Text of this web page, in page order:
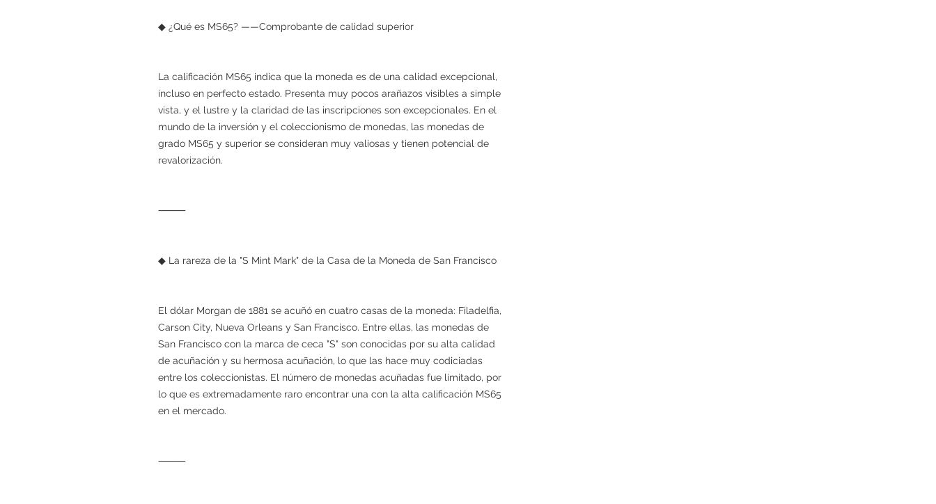
◆ ¿Qué es MS65? ——Comprobante de calidad superior
La calificación MS65 indica que la moneda es de una calidad excepcional,
incluso en perfecto estado. Presenta muy pocos arañazos visibles a simple
vista, y el lustre y la claridad de las inscripciones son excepcionales. En el
mundo de la inversión y el coleccionismo de monedas, las monedas de
grado MS65 y superior se consideran muy valiosas y tienen potencial de
revalorización.
⸻
◆ La rareza de la "S Mint Mark" de la Casa de la Moneda de San Francisco
El dólar Morgan de 1881 se acuñó en cuatro casas de la moneda: Filadelfia,
Carson City, Nueva Orleans y San Francisco. Entre ellas, las monedas de
San Francisco con la marca de ceca "S" son conocidas por su alta calidad
de acuñación y su hermosa acuñación, lo que las hace muy codiciadas
entre los coleccionistas. El número de monedas acuñadas fue limitado, por
lo que es extremadamente raro encontrar una con la alta calificación MS65
en el mercado.
⸻